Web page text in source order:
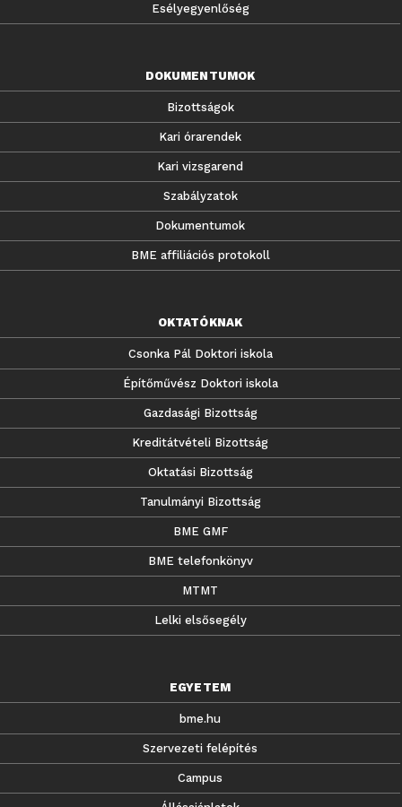
Esélyegyenlőség
DOKUMENTUMOK
Bizottságok
Kari órarendek
Kari vizsgarend
Szabályzatok
Dokumentumok
BME affiliációs protokoll
OKTATÓKNAK
Csonka Pál Doktori iskola
Építőművész Doktori iskola
Gazdasági Bizottság
Kreditátvételi Bizottság
Oktatási Bizottság
Tanulmányi Bizottság
BME GMF
BME telefonkönyv
MTMT
Lelki elsősegély
EGYETEM
bme.hu
Szervezeti felépítés
Campus